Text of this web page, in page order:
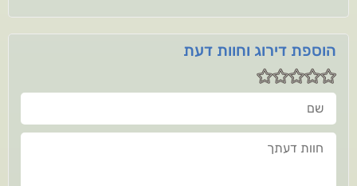
הוספת דירוג וחוות דעת
שם
חוות דעתך